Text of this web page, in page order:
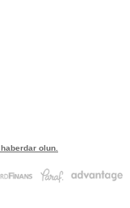
olun.